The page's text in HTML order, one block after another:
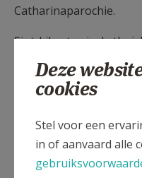
Catharinaparochie.
Sint-Libertus is de
Chaldeeuwse christenen.
Tijdens het weekend
Deze
cookies
Stel voor een
in of aanvaard alle